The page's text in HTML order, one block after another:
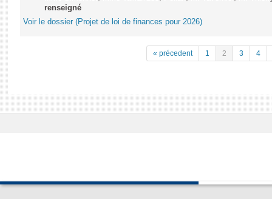
renseigné
Voir le dossier (Projet de loi de finances pour 2026)
« précedent 1 2 3 4